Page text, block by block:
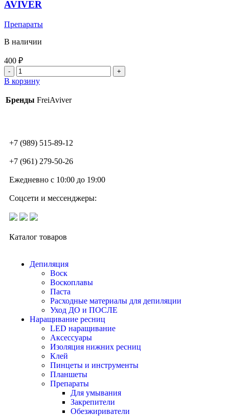
AVIVER
Препараты
В наличии
400 ₽
В корзину
Бренды FreiAviver
+7 (989) 515-89-12
+7 (961) 279-50-26
Ежедневно с 10:00 до 19:00
Соцсети и мессенджеры:
Каталог товаров
Депиляция
Воск
Воскоплавы
Паста
Расходные материалы для депиляции
Уход ДО и ПОСЛЕ
Наращивание ресниц
LED наращивание
Аксессуары
Изоляция нижних ресниц
Клей
Пинцеты и инструменты
Планшеты
Препараты
Для умывания
Закрепители
Обезжириватели